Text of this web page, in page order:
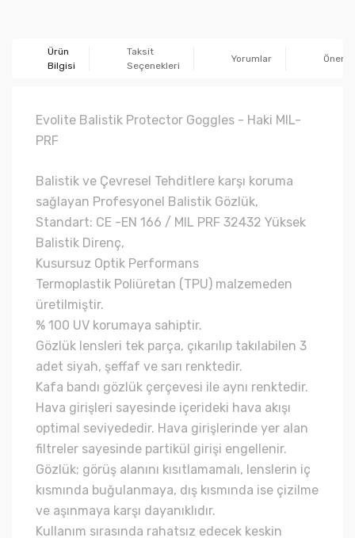
Ürün
Bilgisi
Taksit
Seçenekleri
Yorumlar
Evolite Balistik Protector Goggles - Haki MIL-
PRF
Balistik ve Çevresel Tehditlere karşı koruma
sağlayan Profesyonel Balistik Gözlük,
Standart: CE -EN 166 / MIL PRF 32432 Yüksek
Balistik Direnç,
Kusursuz Optik Performans
Termoplastik Poliüretan (TPU) malzemeden
üretilmiştir.
% 100 UV korumaya sahiptir.
Gözlük lensleri tek parça, çıkarılıp takılabilen 3
adet siyah, şeffaf ve sarı renktedir.
Kafa bandı gözlük çerçevesi ile aynı renktedir.
Hava girişleri sayesinde içerideki hava akışı
optimal seviyededir. Hava girişlerinde yer alan
filtreler sayesinde partikül girişi engellenir.
Gözlük; görüş alanını kısıtlamamalı, lenslerin iç
kısmında buğulanmaya, dış kısmında ise çizilme
ve aşınmaya karşı dayanıklıdır.
Kullanım sırasında rahatsız edecek keskin